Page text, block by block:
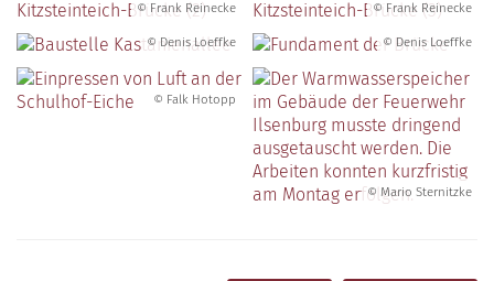
© Frank Reinecke © Frank Reinecke
© Denis Loeffke © Denis Loeffke
© Falk Hotopp
© Mario Sternitzke